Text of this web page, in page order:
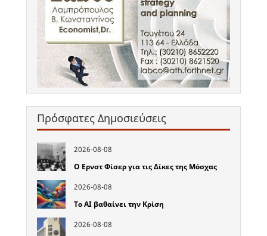
Πρόσφατες Δημοσιεύσεις
2026-08-08
Ο Ερνστ Φίσερ για τις Δίκες της Μόσχας
2026-08-08
Το ΑΙ βαθαίνει την Κρίση
2026-08-08